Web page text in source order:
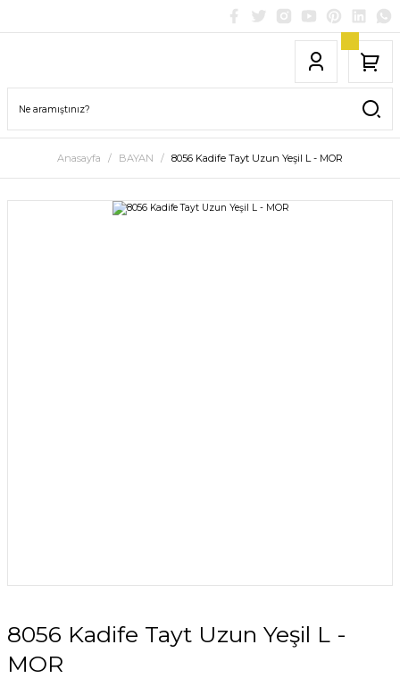
Anasayfa BAYAN 8056 Kadife Tayt Uzun Yeşil L - MOR
8056 Kadife Tayt Uzun Yeşil L -
MOR